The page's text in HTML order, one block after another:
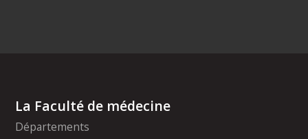
La Faculté de médecine
Départements